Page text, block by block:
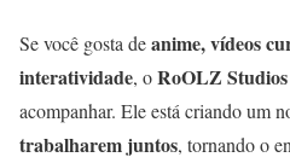
Se você gosta deanime, vídeos
interatividade, oRoOLZ Studios
acompanhar. Ele está criando um
trabalharem juntos, tornando o